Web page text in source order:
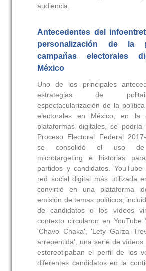
audiencia.
Antecedentes del
personalización de la
campañas electorales
México
Uno de los principales
estrategias de
espectacularización de la
electorales en México, en la
plataformas digitales, se
Proceso Electoral Federal
se consolidó el uso de
microtargeting e historias
partidos y candidatos.
red social digital más utilizada
convirtió en una plataforma
emisión de temas políticos,
de candidatos o los vídeos
contexto circularon en YouTube
'Chavo Chaka', 'Lety Garza
arrepentida', una serie de vídeos
estereotipaban el perfil de los
diferentes candidatos en la